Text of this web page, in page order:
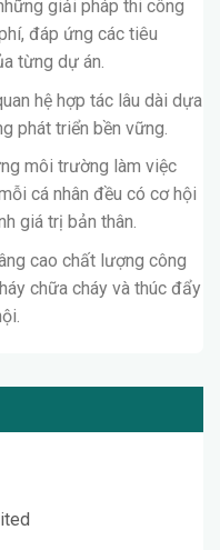
giải pháp thi công
đáp ứng các tiêu
từng dự án.
hệ hợp tác lâu dài dựa
phát triển bền vững.
môi trường làm việc
cá nhân đều có cơ hội
giá trị bản thân.
cao chất lượng công
chữa cháy và thúc đẩy